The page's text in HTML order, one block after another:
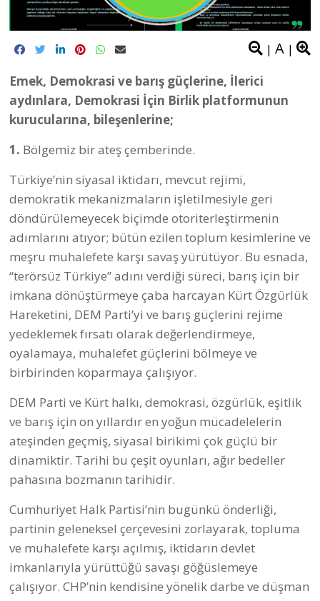
- Sahada aşağıdan yukarı, yerel meclisleşmeler
halinde toplumun kendisini örgütlemesini
gözeten, bu dinamiklerin birbirinden haberdar
kuran, çok merkezli, birleşik bir mücadele
pratiğinin inşası için;
- Toplumsal muhalefetin kurumsal yapılarla
birlikte, bugünden başlayarak ülke gündemine
- Diyalog kapılarını açan, yanyana gelişleri
kolaylaştıran, birleştiren bir rol oynamak ve
nihayet BARIŞ VE DEMOKRASİ CEPHESİ’nin
oluşmasına katkı koymak üzere, kendisini
dönüştürme ve yeniden yapılanma adımları
atıyor.
- 29 Haziran'daki Meclis toplantısında konuşulan
eylem programını olgunlaştırmayı hedefliyor.
Emek, Demokrasi ve barış güçlerini, İlerici
aydınları, Demokrasi İçin Birlik platformunun
bileşenlerimizi,
- Dönüşüm ve yeniden yapılanmayı birlikte
gerçekleştirmeye;
- Barış ve demokrasi mücadelesinin
toplumsallaşması yönündeki eylem programını
birlikte olgunlaştırmaya ve
- Bir BARIŞ VE DEMOKRASİ CEPHESİ’nin
hazırlıklarını birlikte yürütmek üzere bir ÇAĞRI
PLATFORMU oluşturmaya çağırıyor.
KAYNAK: Demokrasi için Birlik Facebook sayfası